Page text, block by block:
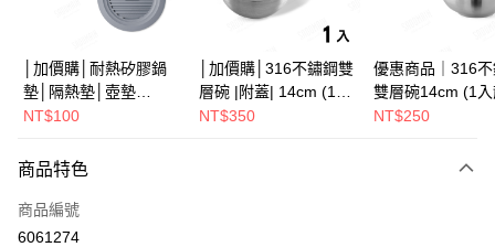
Google Pay
全盈+PAY
※ 下單後（不含訂購當天），現貨商品將於１－３個工作天寄出，
│加價購│耐熱矽膠鍋
墊│隔熱墊│壺墊
NT$100
│加價購│316不鏽鋼雙
層碗 |附蓋| 14cm (1入
散裝) SG0141
NT$350
優惠商品｜316
雙層碗14cm (1
SG0140
NT$250
商品特色
商品編號
6061274